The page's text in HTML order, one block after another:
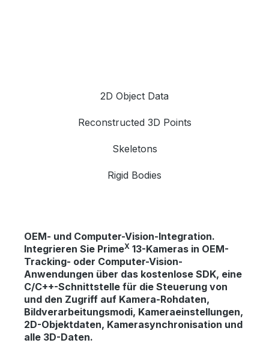
2D Object Data
Reconstructed 3D Points
Skeletons
Rigid Bodies
OEM- und Computer-Vision-Integration.
Integrieren Sie PrimeX 13-Kameras in OEM-
Tracking- oder Computer-Vision-
Anwendungen über das kostenlose SDK, eine
C/C++-Schnittstelle für die Steuerung von
und den Zugriff auf Kamera-Rohdaten,
Bildverarbeitungsmodi, Kameraeinstellungen,
2D-Objektdaten, Kamerasynchronisation und
alle 3D-Daten.